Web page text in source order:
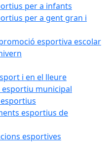
per a infants
per a gent gran i
esportiva escolar
i en el lleure
esportiu municipal
esportius de
esportives